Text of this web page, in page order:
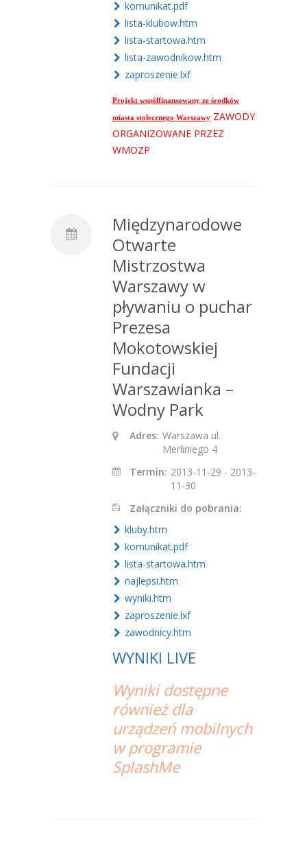
komunikat.pdf
lista-klubow.htm
lista-startowa.htm
lista-zawodnikow.htm
zaproszenie.lxf
Projekt współfinansowany ze środków
miasta stołecznego Warszawy ZAWODY
ORGANIZOWANE PRZEZ
WMOZP
Międzynarodowe
Otwarte
Mistrzostwa
Warszawy w
pływaniu o puchar
Prezesa
Mokotowskiej
Fundacji
Warszawianka –
Wodny Park
Adres: Warszawa ul.
Merliniego 4
Termin: 2013-11-29 - 2013-
11-30
Załączniki do pobrania:
kluby.htm
komunikat.pdf
lista-startowa.htm
najlepsi.htm
wyniki.htm
zaproszenie.lxf
zawodnicy.htm
WYNIKI LIVE
Wyniki dostępne
również dla
urządzeń mobilnych
w programie
SplashMe